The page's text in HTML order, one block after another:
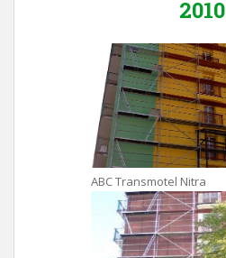
2010
ABC Transmotel Nitra